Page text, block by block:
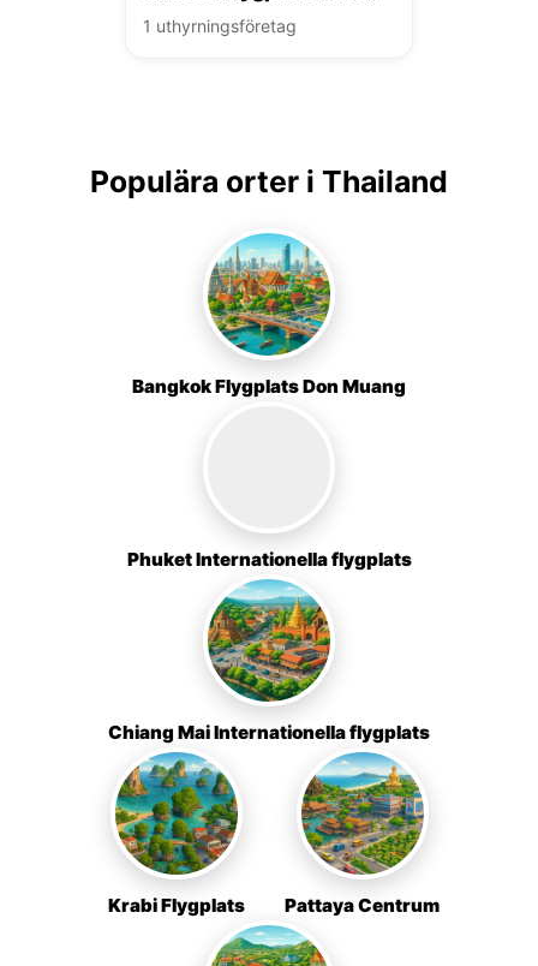
1 uthyrningsföretag
Populära orter i Thailand
Bangkok Flygplats Don Muang
Phuket Internationella flygplats
Chiang Mai Internationella flygplats
Krabi Flygplats Pattaya Centrum